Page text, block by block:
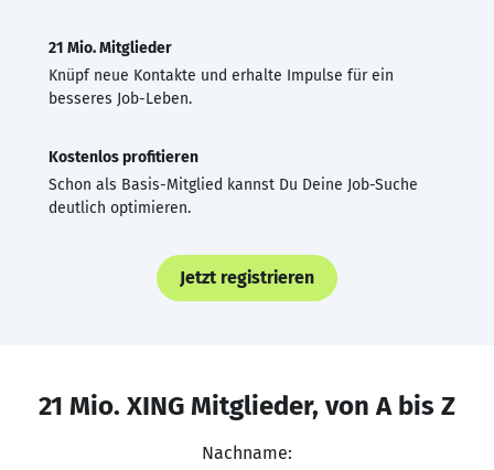
21 Mio. Mitglieder
Knüpf neue Kontakte und erhalte Impulse für ein
besseres Job-Leben.
Kostenlos profitieren
Schon als Basis-Mitglied kannst Du Deine Job-Suche
deutlich optimieren.
Jetzt registrieren
21 Mio. XING Mitglieder, von A bis Z
Nachname: